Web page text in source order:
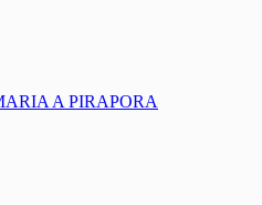
A PIRAPORA